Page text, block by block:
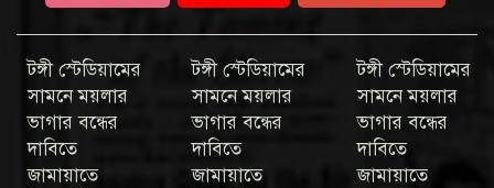
টঙ্গী স্টেডিয়ামের
সামনে ময়লার
ভাগার বন্ধের
দাবিতে
জামায়াতে
টঙ্গী স্টেডিয়ামের
সামনে ময়লার
ভাগার বন্ধের
দাবিতে
জামায়াতে
টঙ্গী স্টেডিয়ামের
সামনে ময়লার
ভাগার বন্ধের
দাবিতে
জামায়াতে